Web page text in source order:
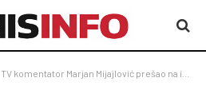
TV komentator Marjan Mijajlović prešao na islam, promijenio ime!